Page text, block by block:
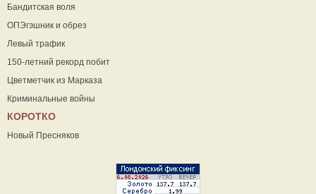
Бандитская воля
ОПЭгэшник и обрез
Левый трафик
150-летний рекорд побит
Цветметчик из Марказа
Криминальные войны
КОРОТКО
Новый Пресняков